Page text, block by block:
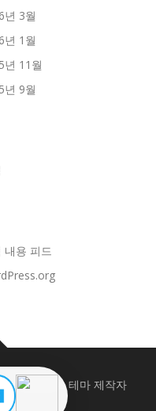
년 3월
년 1월
년 11월
년 9월
내용 피드
–OnePress테마 제작자